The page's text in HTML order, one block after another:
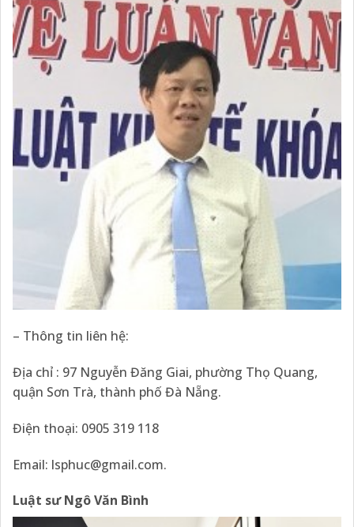
– Thông tin liên hệ:
Địa chỉ : 97 Nguyễn Đăng Giai, phường Thọ Quang,
quận Sơn Trà, thành phố Đà Nẵng.
Điện thoại: 0905 319 118
Email: lsphuc@gmail.com.
Luật sư Ngô Văn Bình